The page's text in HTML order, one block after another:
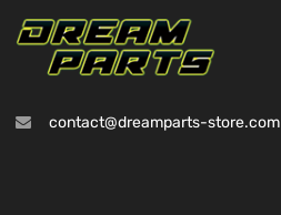
contact@dreamparts-store.com